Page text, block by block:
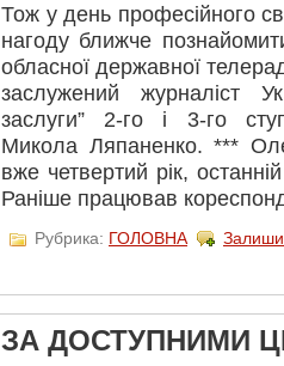
Тож у день професійного
нагоду ближче
обласної державної
заслужений журналіст
заслуги” 2-го і 3-го
Микола Ляпаненко. ***
вже четвертий рік,
Раніше працював
Рубрика: ГОЛОВНА
ЗА ДОСТУПНИМИ